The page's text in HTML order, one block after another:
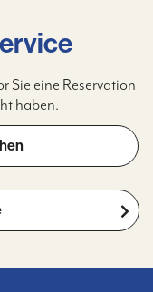
Sie eine Reservation
haben.